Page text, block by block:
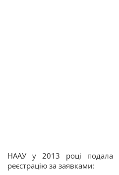
НААУ у 2013 році подала
реєстрацію за заявками: